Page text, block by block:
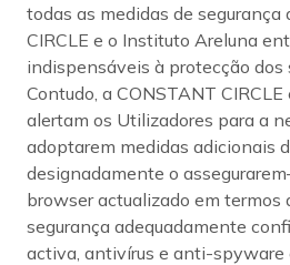
todas as medidas de segurança
CIRCLE e o Instituto Areluna
indispensáveis à protecção dos
Contudo, a CONSTANT
alertam os Utilizadores para a
adoptarem medidas adicionais
designadamente o
browser actualizado em termos
segurança adequadamente
activa, antivírus e anti-spyware